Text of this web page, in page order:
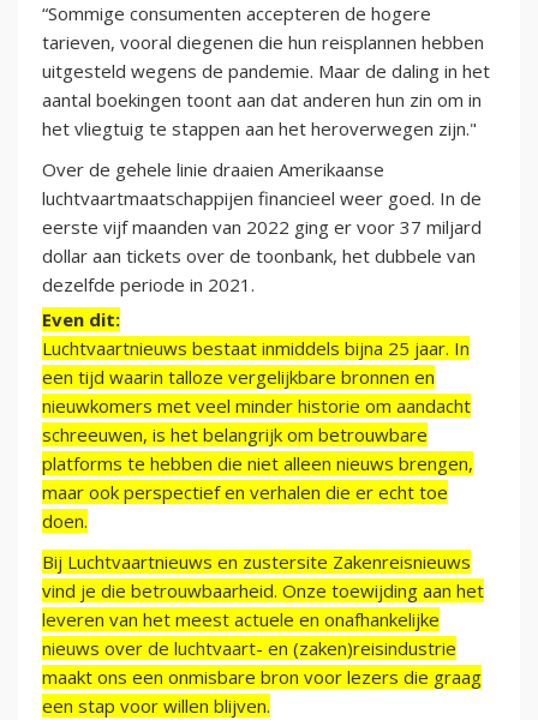
“Sommige consumenten accepteren de hogere
tarieven, vooral diegenen die hun reisplannen hebben
uitgesteld wegens de pandemie. Maar de daling in het
aantal boekingen toont aan dat anderen hun zin om in
het vliegtuig te stappen aan het heroverwegen zijn."
Over de gehele linie draaien Amerikaanse
luchtvaartmaatschappijen financieel weer goed. In de
eerste vijf maanden van 2022 ging er voor 37 miljard
dollar aan tickets over de toonbank, het dubbele van
dezelfde periode in 2021.
Even dit:
Luchtvaartnieuws bestaat inmiddels bijna 25 jaar. In
een tijd waarin talloze vergelijkbare bronnen en
nieuwkomers met veel minder historie om aandacht
schreeuwen, is het belangrijk om betrouwbare
platforms te hebben die niet alleen nieuws brengen,
maar ook perspectief en verhalen die er echt toe
doen.
Bij Luchtvaartnieuws en zustersite Zakenreisnieuws
vind je die betrouwbaarheid. Onze toewijding aan het
leveren van het meest actuele en onafhankelijke
nieuws over de luchtvaart- en (zaken)reisindustrie
maakt ons een onmisbare bron voor lezers die graag
een stap voor willen blijven.